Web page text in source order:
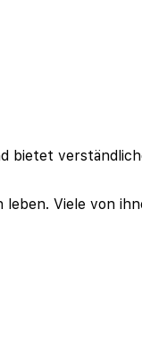
bietet
leben. Viele von